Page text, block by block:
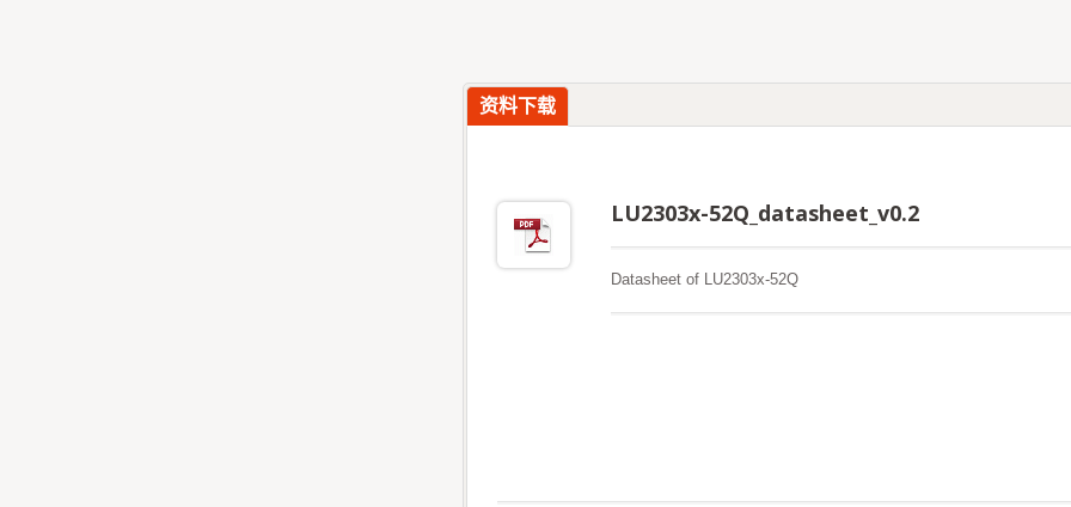
资料下载
LU2303x-52Q_datasheet_v0.2
Datasheet of LU2303x-52Q